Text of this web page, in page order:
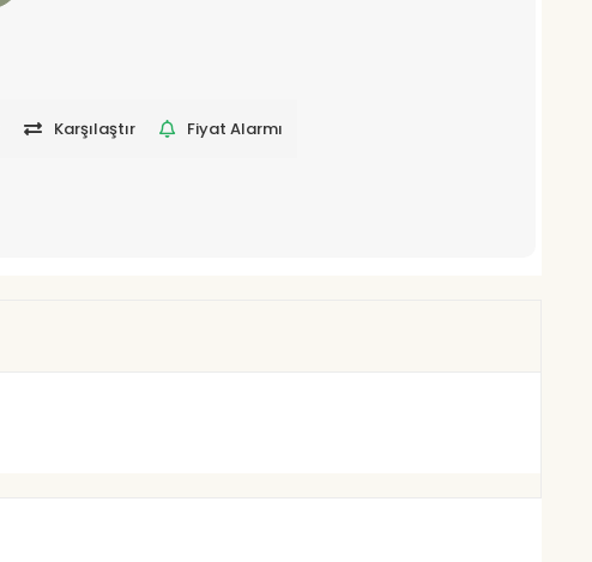
Karşılaştır
Fiyat Alarmı